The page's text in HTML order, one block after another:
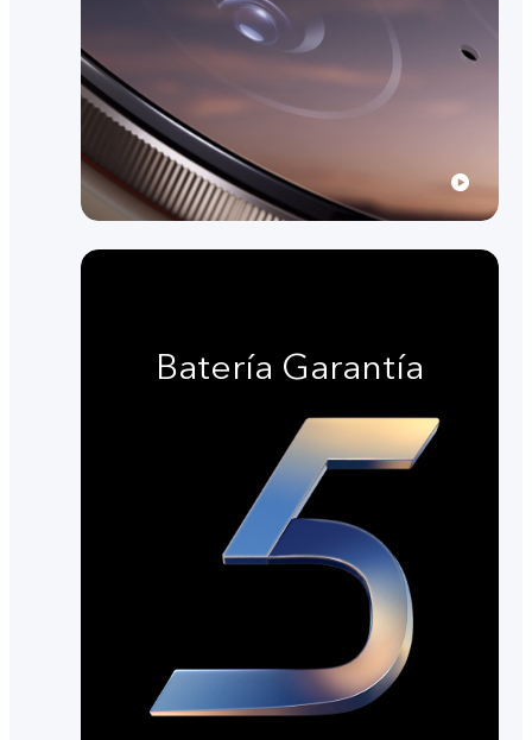
Batería Garantía